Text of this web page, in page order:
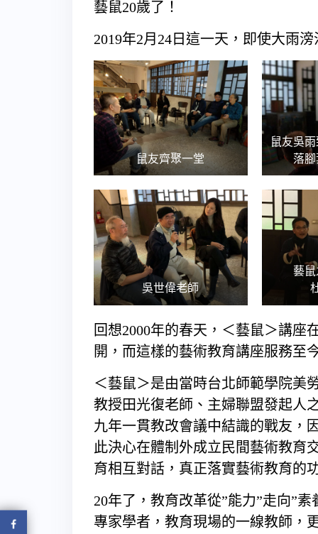
藝鼠20歲了！
2019年2月24日這一天，即使大雨
鼠友齊聚一堂
鼠友吳
落
吳世偉老師
藝
回想2000年的春天，＜藝鼠＞講座
開，而這樣的藝術教育講座服務至
＜藝鼠＞是由當時台北師範學院美
教授田光復老師、主婦聯盟發起人
九年一貫教改會議中結識的戰友，
此決心在體制外成立民間藝術教育
育相互對話，真正落實藝術教育的
20年了，教育改革從”能力”走向”
專家學者，教育現場的一線教師，